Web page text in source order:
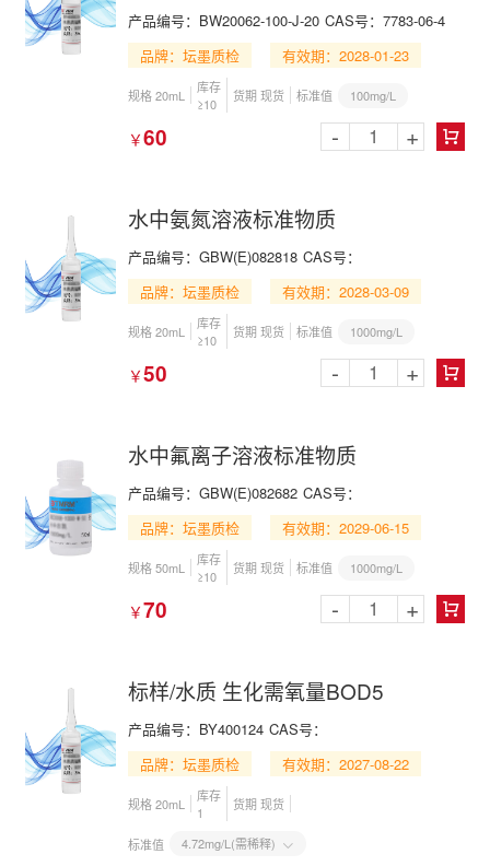
产品编号：BW20062-100-J-20 CAS号：7783-06-4
品牌：坛墨质检
有效期：2028-01-23
规格 20mL
库存
≥10
货期 现货 标准值 100mg/L
￥60 
- +
水中氨氮溶液标准物质
产品编号：GBW(E)082818 CAS号：
品牌：坛墨质检
有效期：2028-03-09
规格 20mL
库存
≥10
货期 现货 标准值 1000mg/L
￥50 
- +
水中氟离子溶液标准物质
产品编号：GBW(E)082682 CAS号：
品牌：坛墨质检
有效期：2029-06-15
规格 50mL
库存
≥10
货期 现货 标准值 1000mg/L
￥70 
- +
标样/水质 生化需氧量BOD5
产品编号：BY400124 CAS号：
品牌：坛墨质检
有效期：2027-08-22
规格 20mL
库存
1
货期 现货
标准值 4.72mg/L(需稀释) 